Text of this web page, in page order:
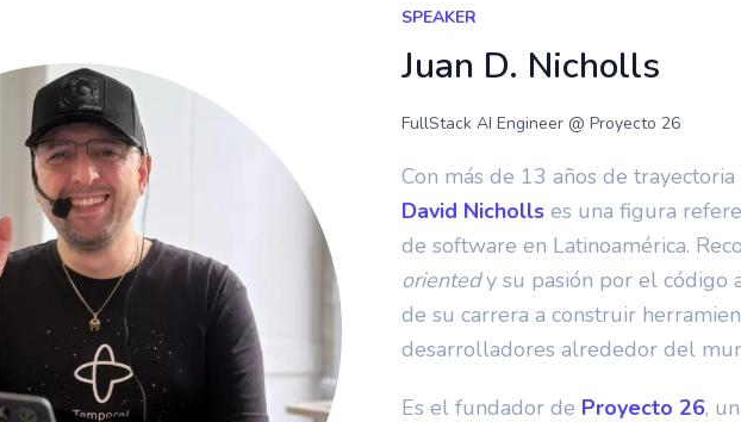
SPEAKER
Juan D. Nicholls
FullStack AI Engineer @ Proyecto 26
Con más de 13 años de
David Nicholls es una figura
de software en Latinoamérica.
orientedy su pasión por el código
de su carrera a construir
desarrolladores alrededor del
Es el fundador de Proyecto 26,